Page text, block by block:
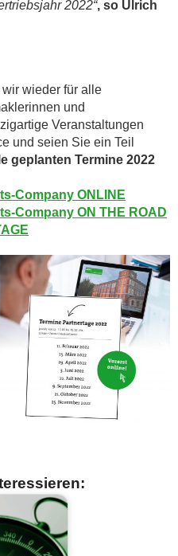
2022“, so Ulrich
wieder für alle
und
Veranstaltungen
und seien Sie ein Teil
geplanten Termine 2022
Company ONLINE
Company ON THE ROAD